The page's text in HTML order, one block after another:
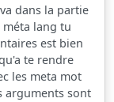
dans la partie
lang tu
est bien
te rendre
les meta mot
arguments sont